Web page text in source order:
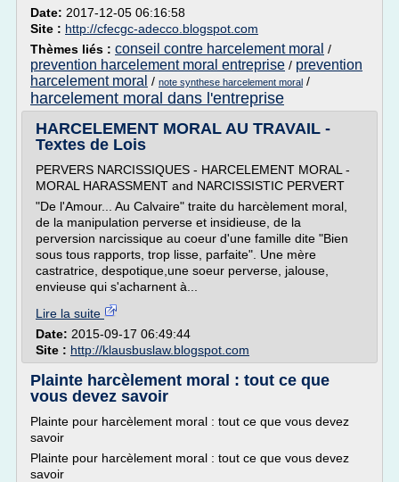
Date: 2017-12-05 06:16:58
Site : http://cfecgc-adecco.blogspot.com
Thèmes liés : conseil contre harcelement moral /
prevention harcelement moral entreprise / prevention
harcelement moral / note synthese harcelement moral /
harcelement moral dans l'entreprise
HARCELEMENT MORAL AU TRAVAIL -
Textes de Lois
PERVERS NARCISSIQUES - HARCELEMENT MORAL -
MORAL HARASSMENT and NARCISSISTIC PERVERT
"De l'Amour... Au Calvaire" traite du harcèlement moral,
de la manipulation perverse et insidieuse, de la
perversion narcissique au coeur d'une famille dite "Bien
sous tous rapports, trop lisse, parfaite". Une mère
castratrice, despotique,une soeur perverse, jalouse,
envieuse qui s'acharnent à...
Lire la suite
Date: 2015-09-17 06:49:44
Site : http://klausbuslaw.blogspot.com
Plainte harcèlement moral : tout ce que
vous devez savoir
Plainte pour harcèlement moral : tout ce que vous devez
savoir
Plainte pour harcèlement moral : tout ce que vous devez
savoir